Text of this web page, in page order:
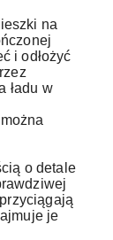
na
i odłożyć
ładu w
o detale
je